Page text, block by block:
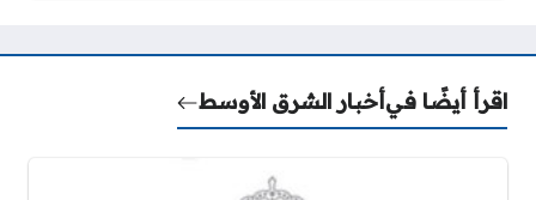
اقرأ أيضًا فيأخبار الشرق الأوسط